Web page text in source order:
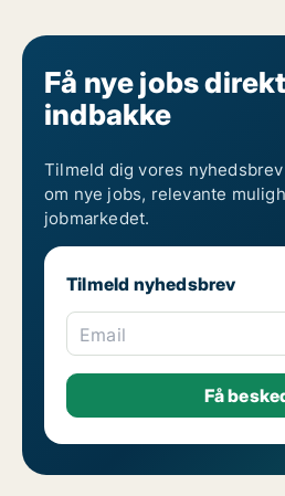
Job som rengøringsassistent
Job som sikkerhedsmedarbejder
Job som tolk
Ledige jobs: Elev
Ledige jobs: Fastansættelse
Ledige jobs: Praktik
Ledige jobs: Studiejob
Ledige jobs: Vikar
Få nye jobs
indbakke
Tilmeld dig vores
om nye jobs, relevante
jobmarkedet.
Tilmeld nyhedsbrev
Email